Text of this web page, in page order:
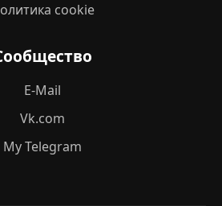
cookie
E-Mail
Vk.com
My Telegram